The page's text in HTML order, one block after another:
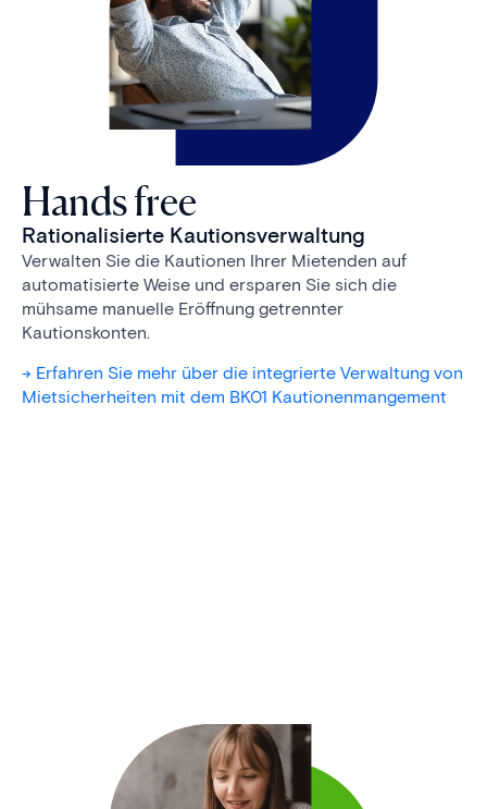
Hands free
Rationalisierte Kautionsverwaltung
Verwalten Sie die Kautionen Ihrer Mietenden auf
automatisierte Weise und ersparen Sie sich die
mühsame manuelle Eröffnung getrennter
Kautionskonten.
-> Erfahren Sie mehr über die integrierte Verwaltung von
Mietsicherheiten mit dem BK01 Kautionenmangement